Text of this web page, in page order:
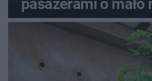
pasażerami o mało
do rzeki